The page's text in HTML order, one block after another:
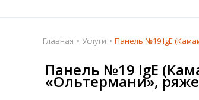
Пациентам
Акции
Анализы
Главная Услуги Панель №19 IgE
Панель №19 IgE
«Ольтермани»,